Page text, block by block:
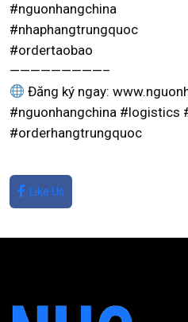
#nguonhangchina
#nhaphangtrungquoc
#ordertaobao
—————————–
Đăng ký ngay:
#nguonhangchina #logistics
#orderhangtrungquoc
Like Us